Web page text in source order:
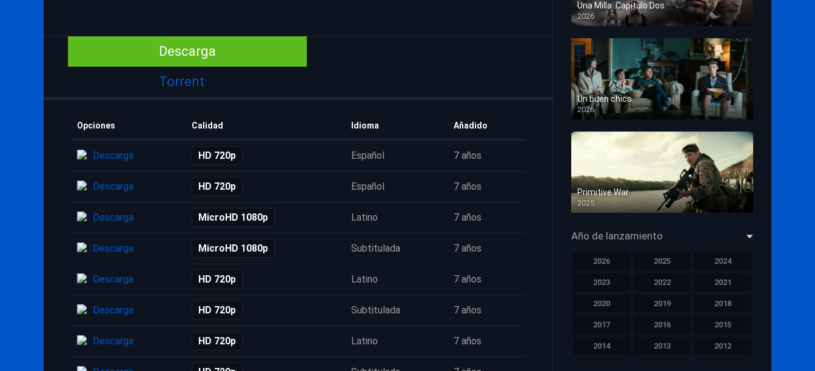
Descarga
Torrent
Opciones Calidad Idioma Añadido
Descarga HD 720p Español 7 años
Descarga HD 720p Español 7 años
Descarga MicroHD 1080p Latino 7 años
Descarga MicroHD 1080p Subtitulada 7 años
Descarga HD 720p Latino 7 años
Descarga HD 720p Subtitulada 7 años
Descarga HD 720p Latino 7 años
Una Milla: Capítulo Dos
2026
HD 1080p
Un buen chico
2026
HD 1080p
Primitive War
2025
HD 1080p
Año de lanzamiento
2026 2025 2024
2023 2022 2021
2020 2019 2018
2017 2016 2015
2014 2013 2012